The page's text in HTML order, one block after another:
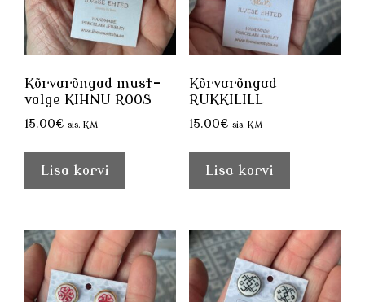
Kõrvarõngad must-
valge KIHNU ROOS
15.00€ sis. KM
Lisa korvi
Kõrvarõngad
RUKKILILL
15.00€ sis. KM
Lisa korvi